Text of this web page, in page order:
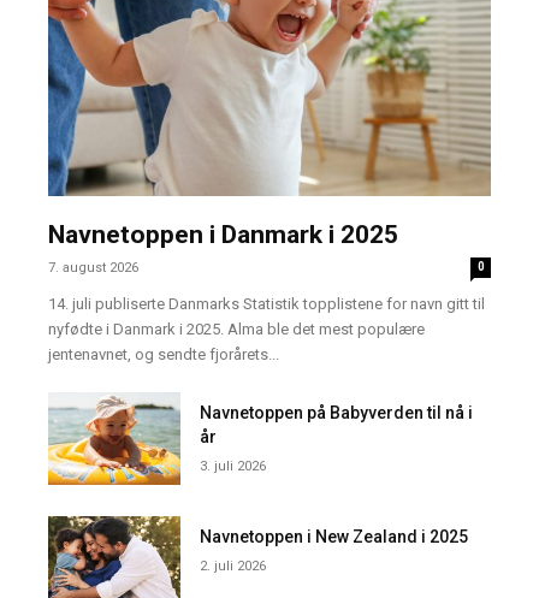
Navnetoppen i Danmark i 2025
7. august 2026 0
14. juli publiserte Danmarks Statistik topplistene for navn gitt til
nyfødte i Danmark i 2025. Alma ble det mest populære
jentenavnet, og sendte fjorårets...
Navnetoppen på Babyverden til nå i
år
3. juli 2026
Navnetoppen i New Zealand i 2025
2. juli 2026